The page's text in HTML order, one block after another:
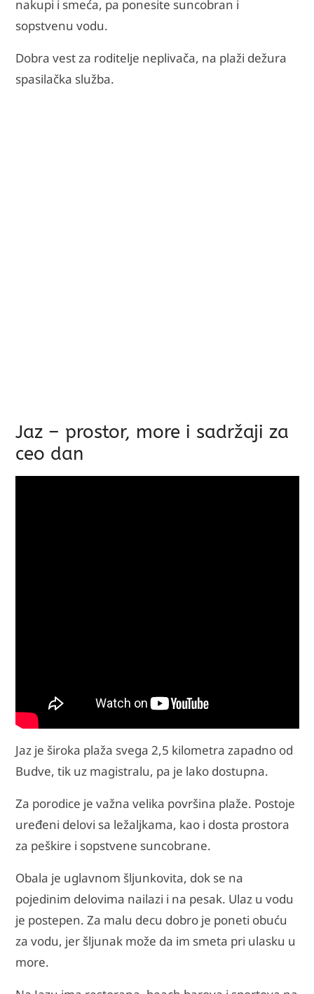
nakupi i smeća, pa ponesite suncobran i
sopstvenu vodu.
Dobra vest za roditelje neplivača, na plaži dežura
spasilačka služba.
Jaz – prostor, more i sadržaji za
ceo dan
Jaz je široka plaža svega 2,5 kilometra zapadno od
Budve, tik uz magistralu, pa je lako dostupna.
Za porodice je važna velika površina plaže. Postoje
uređeni delovi sa ležaljkama, kao i dosta prostora
za peškire i sopstvene suncobrane.
Obala je uglavnom šljunkovita, dok se na
pojedinim delovima nailazi i na pesak. Ulaz u vodu
je postepen. Za malu decu dobro je poneti obuću
za vodu, jer šljunak može da im smeta pri ulasku u
more.